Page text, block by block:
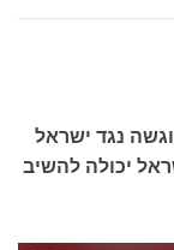
נגד ישראל
יכולה להשיב